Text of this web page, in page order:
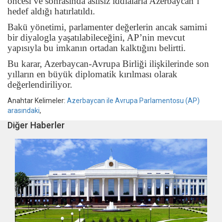
hedef aldığı hatırlatıldı.
Bakü yönetimi, parlamenter değerlerin ancak samimi
bir diyalogla yaşatılabileceğini, AP’nin mevcut
yapısıyla bu imkanın ortadan kalktığını belirtti.
Bu karar, Azerbaycan-Avrupa Birliği ilişkilerinde son
yılların en büyük diplomatik kırılması olarak
değerlendiriliyor.
Anahtar Kelimeler: Azerbaycan ile Avrupa Parlamentosu (AP)
arasındaki,
Diğer Haberler